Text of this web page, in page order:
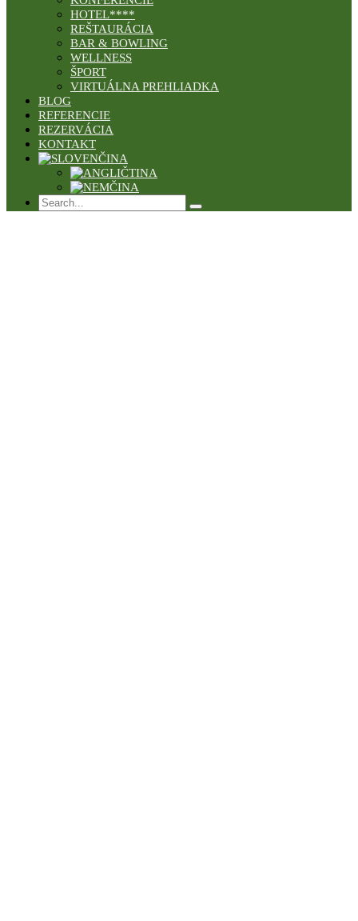
HOTEL****
REŠTAURÁCIA
BAR & BOWLING
WELLNESS
ŠPORT
VIRTUÁLNA PREHLIADKA
BLOG
REFERENCIE
REZERVÁCIA
KONTAKT